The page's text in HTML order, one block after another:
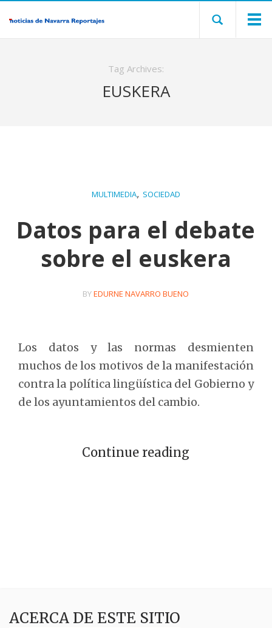
Tag Archives:
EUSKERA
MULTIMEDIA, SOCIEDAD
Datos para el debate
sobre el euskera
BYEDURNE NAVARRO BUENO
Los datos y las normas desmienten
muchos de los motivos de la manifestación
contra la política lingüística del Gobierno y
de los ayuntamientos del cambio.
Continue reading
ACERCA DE ESTE SITIO